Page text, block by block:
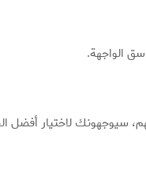
الواجهة.
سيوجهونك لاختيار